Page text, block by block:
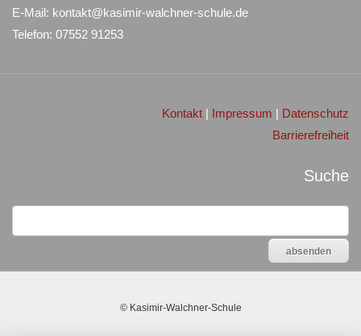
E-Mail: kontakt@kasimir-walchner-schule.de
Telefon: 07552 91253
Kontakt | Impressum | Datenschutz
Barrierefreiheit
Suche
©Kasimir-Walchner-Schule